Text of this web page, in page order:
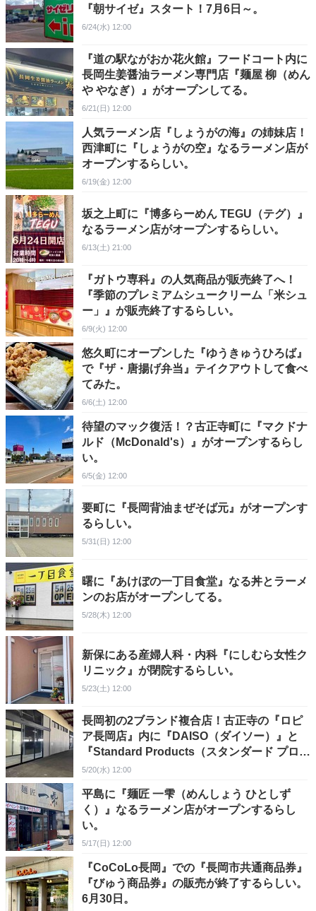
『朝サイゼ』スタート！7月6日～。
6/24(水) 12:00
『道の駅ながおか花火館』フードコート内に
長岡生姜醤油ラーメン専門店『麺屋 柳（めん
や やなぎ）』がオープンしてる。
6/21(日) 12:00
人気ラーメン店『しょうがの海』の姉妹店！
西津町に『しょうがの空』なるラーメン店が
オープンするらしい。
6/19(金) 12:00
坂之上町に『博多らーめん TEGU（テグ）』
なるラーメン店がオープンするらしい。
6/13(土) 21:00
『ガトウ専科』の人気商品が販売終了へ！
『季節のプレミアムシュークリーム「米シュ
ー」』が販売終了するらしい。
6/9(火) 12:00
悠久町にオープンした『ゆうきゅうひろば』
で『ザ・唐揚げ弁当』テイクアウトして食べ
てみた。
6/6(土) 12:00
待望のマック復活！？古正寺町に『マクドナ
ルド（McDonald's）』がオープンするらし
い。
6/5(金) 12:00
要町に『長岡背油まぜそば元』がオープンす
るらしい。
5/31(日) 12:00
曙に『あけぼの一丁目食堂』なる丼とラーメ
ンのお店がオープンしてる。
5/28(木) 12:00
新保にある産婦人科・内科『にしむら女性ク
リニック』が閉院するらしい。
5/23(土) 12:00
長岡初の2ブランド複合店！古正寺の『ロピ
ア長岡店』内に『DAISO（ダイソー）』と
『Standard Products（スタンダード プロダ
クツ）』がオープンするらしい。
5/20(水) 12:00
平島に『麺匠 一雫（めんしょう ひとしず
く）』なるラーメン店がオープンするらし
い。
5/17(日) 12:00
『CoCoLo長岡』での『長岡市共通商品券』
『びゅう商品券』の販売が終了するらしい。
6月30日。